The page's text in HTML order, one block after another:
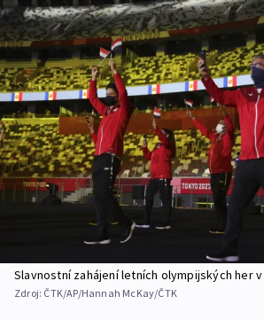
Slavnostní zahájení letních olympijských her v
Zdroj: ČTK/AP/Hannah McKay/ČTK